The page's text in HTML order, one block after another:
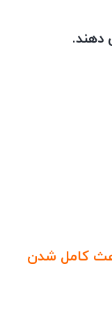
دهند.
کامل شدن